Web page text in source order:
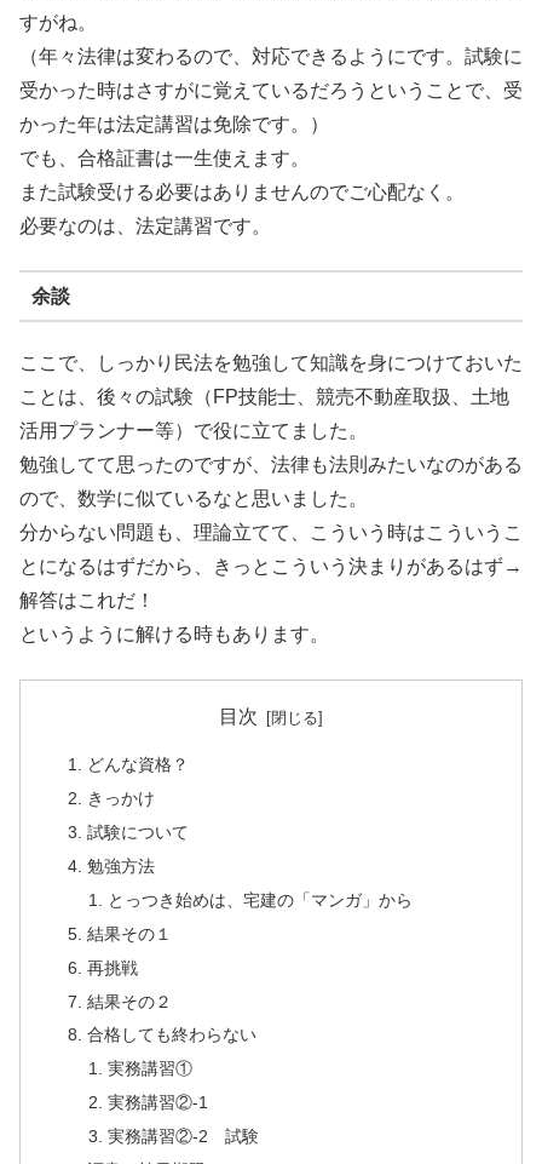
すがね。
（年々法律は変わるので、対応できるようにです。試験に
受かった時はさすがに覚えているだろうということで、受
かった年は法定講習は免除です。）
でも、合格証書は一生使えます。
また試験受ける必要はありませんのでご心配なく。
必要なのは、法定講習です。
余談
ここで、しっかり民法を勉強して知識を身につけておいた
ことは、後々の試験（FP技能士、競売不動産取扱、土地
活用プランナー等）で役に立てました。
勉強してて思ったのですが、法律も法則みたいなのがある
ので、数学に似ているなと思いました。
分からない問題も、理論立てて、こういう時はこういうこ
とになるはずだから、きっとこういう決まりがあるはず→
解答はこれだ！
というように解ける時もあります。
目次
どんな資格？
きっかけ
試験について
勉強方法
とっつき始めは、宅建の「マンガ」から
結果その１
再挑戦
結果その２
合格しても終わらない
実務講習①
実務講習②-1
実務講習②-2 試験